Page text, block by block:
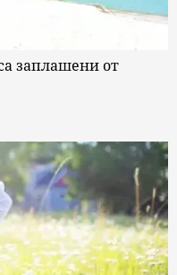
заплашени от